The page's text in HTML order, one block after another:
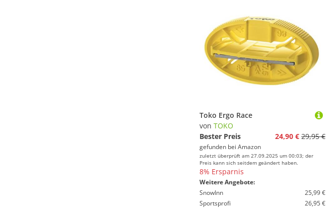
Toko Ergo Race
von TOKO
Bester Preis
24,90 € 29,95 €
gefunden bei Amazon
zuletzt überprüft am 27.09.2025 um 00:03; der
Preis kann sich seitdem geändert haben.
8% Ersparnis
Weitere Angebote:
SnowInn
25,99 €
Sportsprofi
26,95 €